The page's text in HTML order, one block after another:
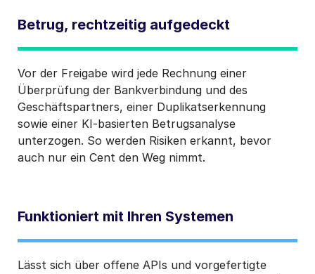
Betrug, rechtzeitig aufgedeckt
Vor der Freigabe wird jede Rechnung einer
Überprüfung der Bankverbindung und des
Geschäftspartners, einer Duplikatserkennung
sowie einer KI-basierten Betrugsanalyse
unterzogen. So werden Risiken erkannt, bevor
auch nur ein Cent den Weg nimmt.
Funktioniert mit Ihren Systemen
Lässt sich über offene APIs und vorgefertigte